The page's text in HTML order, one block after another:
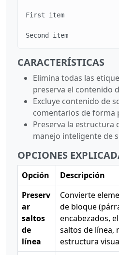
First item
Second item
CARACTERÍSTICAS
Elimina todas las
preserva el contenido
Excluye contenido de
comentarios de forma
Preserva la estructura
manejo inteligente de
OPCIONES
Opción
Descripción
Preserv
ar
saltos
de
línea
Convierte
de bloque
encabezados,
saltos de línea,
estructura